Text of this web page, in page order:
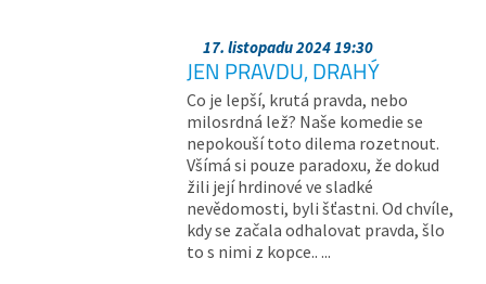
17. listopadu 2024 19:30
JEN PRAVDU, DRAHÝ
Co je lepší, krutá pravda, nebo
milosrdná lež? Naše komedie se
nepokouší toto dilema rozetnout.
Všímá si pouze paradoxu, že dokud
žili její hrdinové ve sladké
nevědomosti, byli šťastni. Od chvíle,
kdy se začala odhalovat pravda, šlo
to s nimi z kopce.. ...